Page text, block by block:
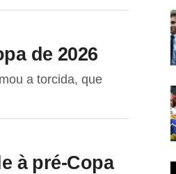
de 2026
a torcida, que
à pré-Copa